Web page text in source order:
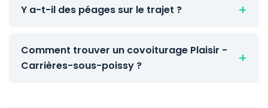
Y a-t-il des péages sur le trajet ?
Comment trouver un covoiturage Plaisir -
Carrières-sous-poissy ?